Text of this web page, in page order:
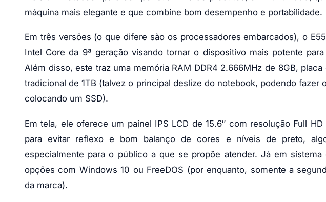
máquina mais elegante e que combine bom desempenho e portabilidade.
Em três versões (o que difere são os processadores embarcados), o
Intel Core da 9ª geração visando tornar o dispositivo mais potente
Além disso, este traz uma memória RAM DDR4 2.666MHz de 8GB,
tradicional de 1TB (talvez o principal deslize do notebook, podendo fazer
colocando um SSD).
Em tela, ele oferece um painel IPS LCD de 15.6″ com resolução Full
para evitar reflexo e bom balanço de cores e níveis de preto,
especialmente para o público a que se propõe atender. Já em
opções com Windows 10 ou FreeDOS (por enquanto, somente a
da marca).